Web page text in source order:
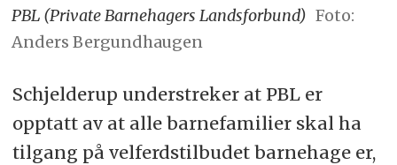
PBL (Private Barnehagers Landsforbund) Foto:
Anders Bergundhaugen
Schjelderup understreker at PBL er
opptatt av at alle barnefamilier skal ha
tilgang på velferdstilbudet barnehage er,